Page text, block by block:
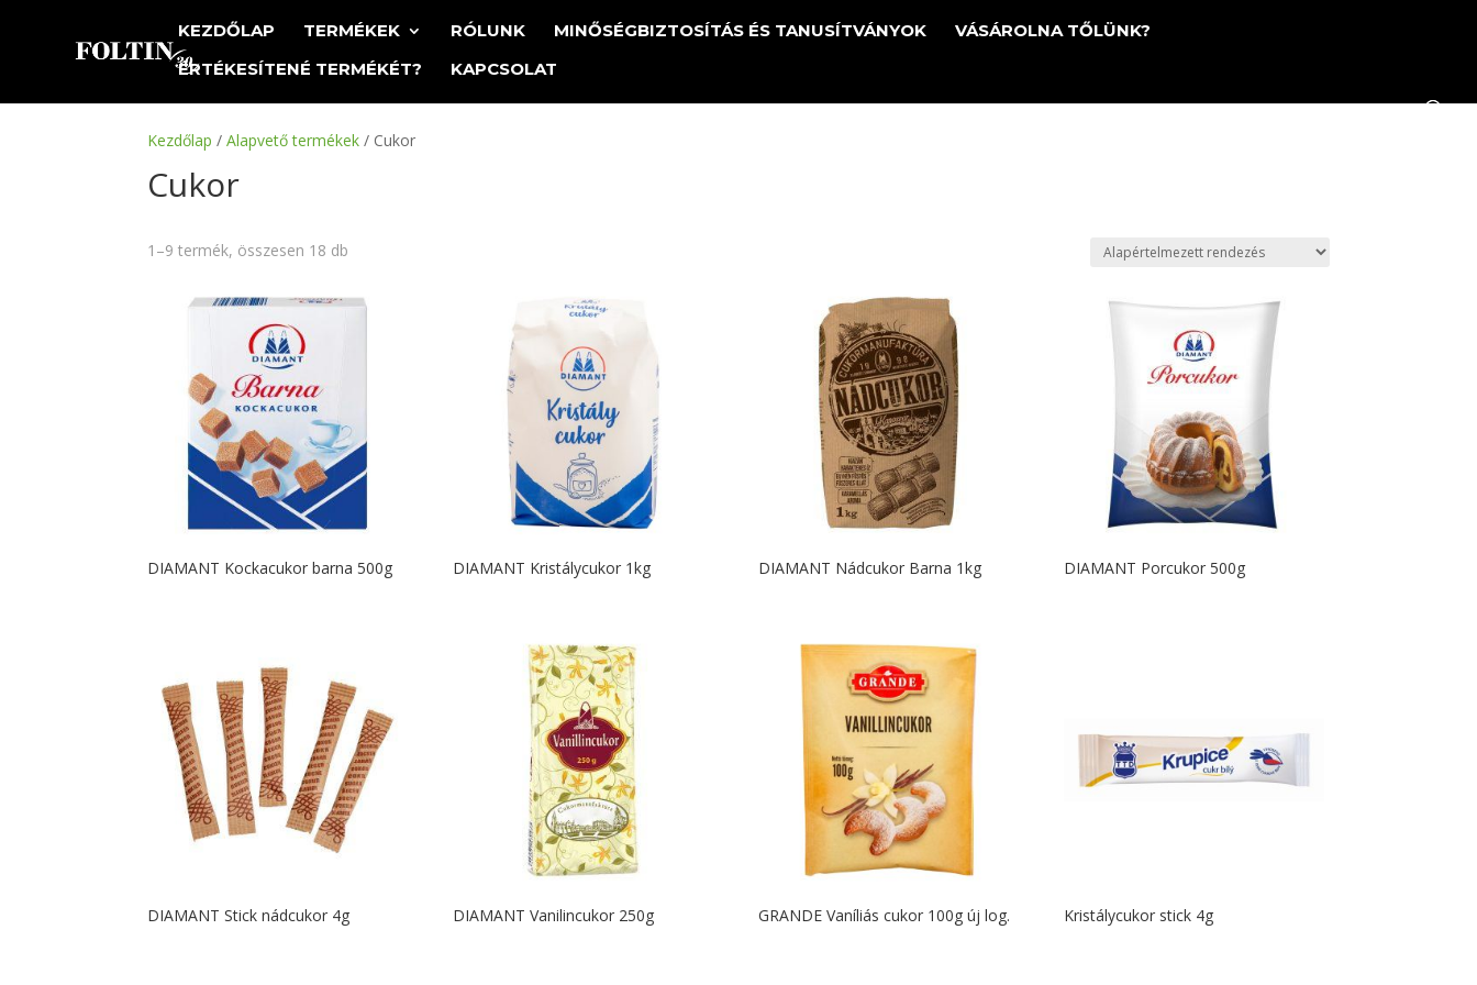
KEZDŐLAP TERMÉKEK RÓLUNK MINŐSÉGBIZTOSÍTÁS ÉS TANUSÍTVÁNYOK
VÁSÁROLNA TŐLÜNK?
ÉRTÉKESÍTENÉ TERMÉKÉT?
KAPCSOLAT
Kezdőlap /Alapvető termékek / Cukor
Cukor
1–9 termék, összesen 18 db
DIAMANT Kockacukor barna 500g DIAMANT Kristálycukor 1kg DIAMANT Nádcukor Barna 1kg DIAMANT Porcukor 500g
DIAMANT Stick nádcukor 4g DIAMANT Vanilincukor 250g GRANDE Vaníliás cukor 100g új log. Kristálycukor stick 4g